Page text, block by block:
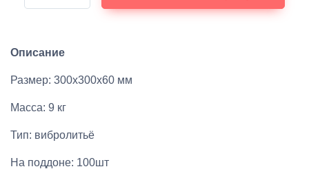
Описание
Размер: 300х300х60 мм
Масса: 9 кг
Тип: вибролитьё
На поддоне: 100шт